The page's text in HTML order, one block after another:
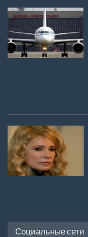
Социальные сети